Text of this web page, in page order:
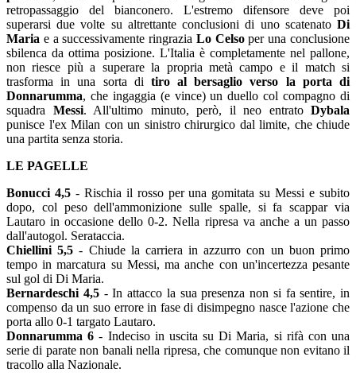
retropassaggio del bianconero. L'estremo difensore deve poi
superarsi due volte su altrettante conclusioni di uno scatenato Di
Maria e a successivamente ringrazia Lo Celsoper una conclusione
sbilenca da ottima posizione. L'Italia è completamente nel pallone,
non riesce più a superare la propria metà campo e il match si
trasforma in una sorta di tiro al bersaglio verso la porta di
Donnarumma, che ingaggia (e vince) un duello col compagno di
squadra Messi. All'ultimo minuto, però, il neo entrato Dybala
punisce l'ex Milan con un sinistro chirurgico dal limite, che chiude
una partita senza storia.
LE PAGELLE
Bonucci 4,5- Rischia il rosso per una gomitata su Messi e subito
dopo, col peso dell'ammonizione sulle spalle, si fa scappar via
Lautaro in occasione dello 0-2. Nella ripresa va anche a un passo
dall'autogol. Serataccia.
Chiellini 5,5 - Chiude la carriera in azzurro con un buon primo
tempo in marcatura su Messi, ma anche con un'incertezza pesante
sul gol di Di Maria.
Bernardeschi 4,5- In attacco la sua presenza non si fa sentire, in
compenso da un suo errore in fase di disimpegno nasce l'azione che
porta allo 0-1 targato Lautaro.
Donnarumma 6 - Indeciso in uscita su Di Maria, si rifà con una
serie di parate non banali nella ripresa, che comunque non evitano il
tracollo alla Nazionale.